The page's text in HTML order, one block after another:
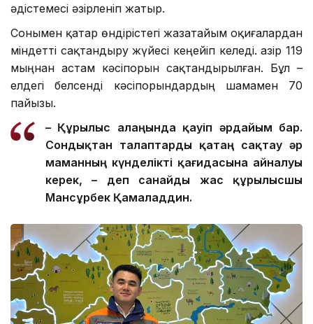
әдістемесі әзірленіп жатыр.
Сонымен қатар өндірістегі жазатайым оқиғалардан
міндетті сақтандыру жүйесі кеңейіп келеді. Қазір 119
мыңнан астам кәсіпорын сақтандырылған. Бұл –
елдегі белсенді кәсіпорындардың шамамен 70
пайызы.
– Құрылыс алаңында қауіп әрдайым бар.
Сондықтан талаптарды қатаң сақтау әр
маманның күнделікті қағидасына айналуы
керек, – деп санайды жас құрылысшы
Мансұрбек Қамаладдин.